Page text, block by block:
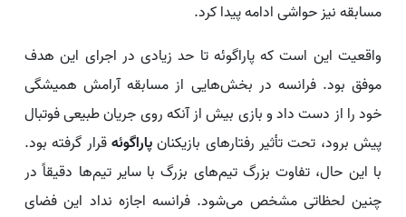
مسابقه نیز حواشی ادامه پیدا کرد.
واقعیت این است که پاراگوئه تا حد زیادی در اجرای این هدف
موفق بود. فرانسه در بخش‌هایی از مسابقه آرامش همیشگی
خود را از دست داد و بازی بیش از آنکه روی جریان طبیعی فوتبال
پیش برود، تحت تأثیر رفتارهای بازیکنانپاراگوئهقرار گرفته بود.
با این حال، تفاوت بزرگ تیم‌های بزرگ با سایر تیم‌ها دقیقاً در
چنین لحظاتی مشخص می‌شود. فرانسه اجازه نداد این فضای